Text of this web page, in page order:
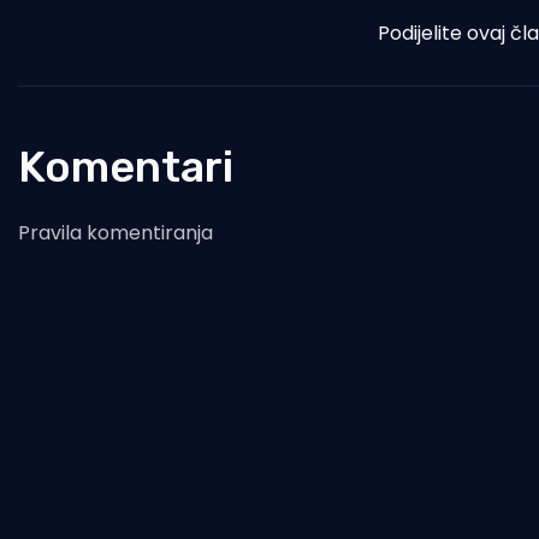
Podijelite ovaj
Komentari
Pravila komentiranja